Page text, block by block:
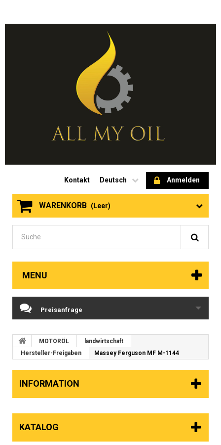
Anmelden
Deutsch
Kontakt
WARENKORB (Leer)
MENU
Preisanfrage
MOTORÖL
landwirtschaft
Hersteller-Freigaben
Massey Ferguson MF M-1144
INFORMATION
KATALOG